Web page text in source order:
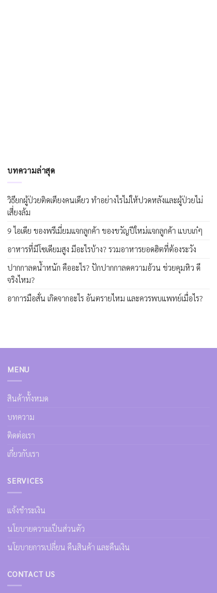
บทความล่าสุด
วิธียกผู้ป่วยติดเตียงคนเดียว ทำอย่างไรไม่ให้ปวดหลังและผู้ป่วยไม่
เสี่ยงล้ม
9 ไอเดีย ของพรีเมี่ยมแจกลูกค้า ของขวัญปีใหม่แจกลูกค้า แบบเก๋ๆ
อาหารที่มีโซเดียมสูง มีอะไรบ้าง? รวมอาหารยอดฮิตที่ต้องระวัง
ปากกาลดน้ำหนัก คืออะไร? ปักปากกาลดความอ้วน ช่วยคุมหิว ดี
จริงไหม?
อาการมือสั่น เกิดจากอะไร อันตรายไหม และควรพบแพทย์เมื่อไร?
MENU
สินค้าทั้งหมด
บทความ
ติดต่อเรา
เกี่ยวกับเรา
SERVICES
แจ้งชำระเงิน
นโยบายความเป็นส่วนตัว
นโยบายการเปลี่ยน คืนสินค้า และคืนเงิน
CONTACT US